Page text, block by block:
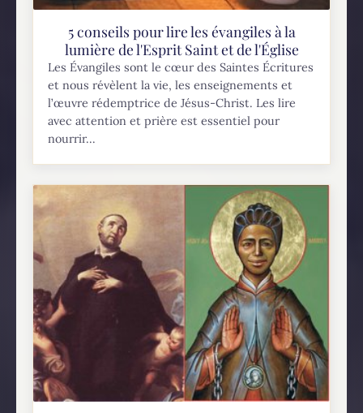
5 conseils pour lire les évangiles à la
lumière de l'Esprit Saint et de l'Église
Les Évangiles sont le cœur des Saintes Écritures
et nous révèlent la vie, les enseignements et
l’œuvre rédemptrice de Jésus-Christ. Les lire
avec attention et prière est essentiel pour
nourrir...